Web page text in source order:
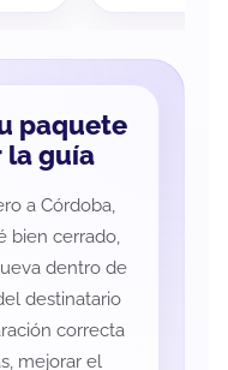
paquete
la guía
a Córdoba,
bien cerrado,
dentro de
destinatario
correcta
mejorar el